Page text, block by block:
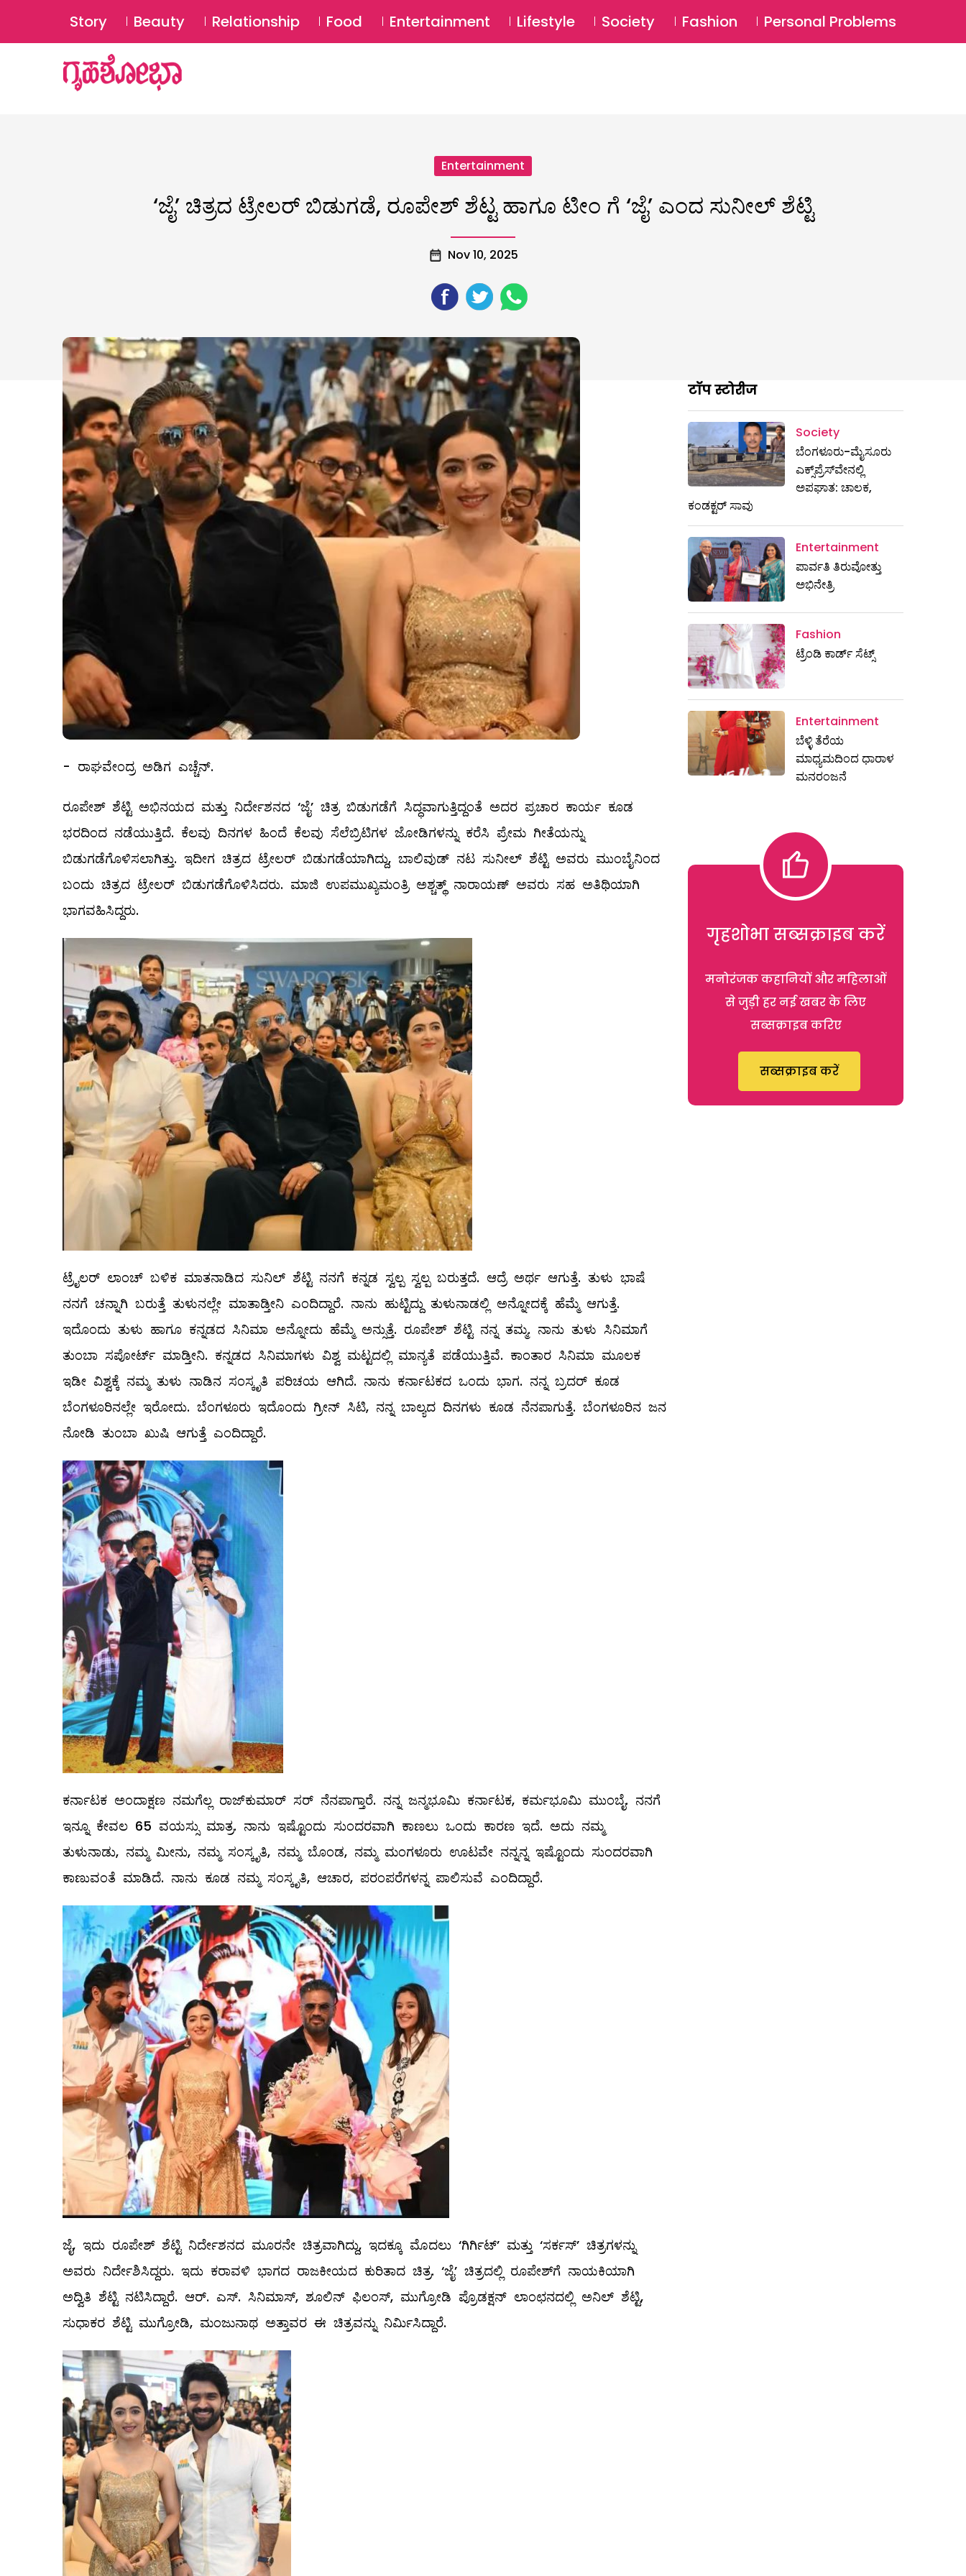
SUBSCRIBE Login ⚲
Story Beauty Relationship Food Entertainment Lifestyle Society Fashion Personal Problems
Entertainment
‘ಜೈ’ ಚಿತ್ರದ ಟ್ರೇಲರ್‍ ಬಿಡುಗಡೆ, ರೂಪೇಶ್ ಶೆಟ್ಟ ಹಾಗೂ ಟೀಂ ಗೆ ‘ಜೈ’ ಎಂದ ಸುನೀಲ್ ಶೆಟ್ಟಿ
Nov 10, 2025
- ರಾಘವೇಂದ್ರ ಅಡಿಗ ಎಚ್ಚೆನ್.
ರೂಪೇಶ್ ಶೆಟ್ಟಿ ಅಭಿನಯದ ಮತ್ತು ನಿರ್ದೇಶನದ ‘ಜೈ’ ಚಿತ್ರ ಬಿಡುಗಡೆಗೆ ಸಿದ್ಧವಾಗುತ್ತಿದ್ದಂತೆ ಅದರ ಪ್ರಚಾರ ಕಾರ್ಯ ಕೂಡ
ಭರದಿಂದ ನಡೆಯುತ್ತಿದೆ. ಕೆಲವು ದಿನಗಳ ಹಿಂದೆ ಕೆಲವು ಸೆಲೆಬ್ರಿಟಿಗಳ ಜೋಡಿಗಳನ್ನು ಕರೆಸಿ ಪ್ರೇಮ ಗೀತೆಯನ್ನು
ಬಿಡುಗಡೆಗೊಳಿಸಲಾಗಿತ್ತು. ಇದೀಗ ಚಿತ್ರದ ಟ್ರೇಲರ್ ಬಿಡುಗಡೆಯಾಗಿದ್ದು, ಬಾಲಿವುಡ್‍ ನಟ ಸುನೀಲ್‍ ಶೆಟ್ಟಿ ಅವರು ಮುಂಬೈನಿಂದ
ಬಂದು ಚಿತ್ರದ ಟ್ರೇಲರ್‍ ಬಿಡುಗಡೆಗೊಳಿಸಿದರು. ಮಾಜಿ ಉಪಮುಖ್ಯಮಂತ್ರಿ ಅಶ್ಚತ್ಥ್ ನಾರಾಯಣ್ ಅವರು ಸಹ ಅತಿಥಿಯಾಗಿ
ಭಾಗವಹಿಸಿದ್ದರು.
ಟ್ರೈಲರ್ ಲಾಂಚ್ ಬಳಿಕ ಮಾತನಾಡಿದ ಸುನಿಲ್ ಶೆಟ್ಟಿ ನನಗೆ ಕನ್ನಡ ಸ್ವಲ್ಪ ಸ್ವಲ್ಪ ಬರುತ್ತದೆ. ಆದ್ರೆ ಅರ್ಥ ಆಗುತ್ತೆ. ತುಳು ಭಾಷೆ
ನನಗೆ ಚನ್ನಾಗಿ ಬರುತ್ತೆ ತುಳುನಲ್ಲೇ ಮಾತಾಡ್ತೀನಿ ಎಂದಿದ್ದಾರೆ. ನಾನು ಹುಟ್ಟಿದ್ದು ತುಳುನಾಡಲ್ಲಿ ಅನ್ನೋದಕ್ಕೆ ಹೆಮ್ಮೆ ಆಗುತ್ತೆ.
ಇದೊಂದು ತುಳು ಹಾಗೂ ಕನ್ನಡದ ಸಿನಿಮಾ ಅನ್ನೋದು ಹೆಮ್ಮೆ ಅನ್ಸುತ್ತೆ. ರೂಪೇಶ್ ಶೆಟ್ಟಿ ನನ್ನ ತಮ್ಮ. ನಾನು ತುಳು ಸಿನಿಮಾಗೆ
ತುಂಬಾ ಸಪೋರ್ಟ್ ಮಾಡ್ತೀನಿ. ಕನ್ನಡದ ಸಿನಿಮಾಗಳು ವಿಶ್ವ ಮಟ್ಟದಲ್ಲಿ ಮಾನ್ಯತೆ ಪಡೆಯುತ್ತಿವೆ. ಕಾಂತಾರ ಸಿನಿಮಾ ಮೂಲಕ
ಇಡೀ ವಿಶ್ವಕ್ಕೆ ನಮ್ಮ ತುಳು ನಾಡಿನ ಸಂಸ್ಕೃತಿ ಪರಿಚಯ ಆಗಿದೆ. ನಾನು ಕರ್ನಾಟಕದ ಒಂದು ಭಾಗ. ನನ್ನ ಬ್ರದರ್ ಕೂಡ
ಬೆಂಗಳೂರಿನಲ್ಲೇ ಇರೋದು. ಬೆಂಗಳೂರು ಇದೊಂದು ಗ್ರೀನ್ ಸಿಟಿ, ನನ್ನ ಬಾಲ್ಯದ ದಿನಗಳು ಕೂಡ ನೆನಪಾಗುತ್ತೆ. ಬೆಂಗಳೂರಿನ ಜನ
ನೋಡಿ ತುಂಬಾ ಖುಷಿ ಆಗುತ್ತೆ ಎಂದಿದ್ದಾರೆ.
ಕರ್ನಾಟಕ ಅಂದಾಕ್ಷಣ ನಮಗೆಲ್ಲ ರಾಜ್‌ಕುಮಾರ್ ಸರ್ ನೆನಪಾಗ್ತಾರೆ. ನನ್ನ ಜನ್ಮಭೂಮಿ ಕರ್ನಾಟಕ, ಕರ್ಮಭೂಮಿ ಮುಂಬೈ. ನನಗೆ
ಇನ್ನೂ ಕೇವಲ 65 ವಯಸ್ಸು ಮಾತ್ರ. ನಾನು ಇಷ್ಟೊಂದು ಸುಂದರವಾಗಿ ಕಾಣಲು ಒಂದು ಕಾರಣ ಇದೆ. ಅದು ನಮ್ಮ
ತುಳುನಾಡು, ನಮ್ಮ ಮೀನು, ನಮ್ಮ ಸಂಸ್ಕೃತಿ, ನಮ್ಮ ಬೊಂಡ, ನಮ್ಮ ಮಂಗಳೂರು ಊಟವೇ ನನ್ನನ್ನ ಇಷ್ಟೊಂದು ಸುಂದರವಾಗಿ
ಕಾಣುವಂತೆ ಮಾಡಿದೆ. ನಾನು ಕೂಡ ನಮ್ಮ ಸಂಸ್ಕೃತಿ, ಆಚಾರ, ಪರಂಪರೆಗಳನ್ನ ಪಾಲಿಸುವೆ ಎಂದಿದ್ದಾರೆ.
ಜೈ, ಇದು ರೂಪೇಶ್‍ ಶೆಟ್ಟಿ ನಿರ್ದೇಶನದ ಮೂರನೇ ಚಿತ್ರವಾಗಿದ್ದು, ಇದಕ್ಕೂ ಮೊದಲು ‘ಗಿರ್ಗಿಟ್’ ಮತ್ತು ‘ಸರ್ಕಸ್’ ಚಿತ್ರಗಳನ್ನು
ಅವರು ನಿರ್ದೇಶಿಸಿದ್ದರು. ಇದು ಕರಾವಳಿ ಭಾಗದ ರಾಜಕೀಯದ ಕುರಿತಾದ ಚಿತ್ರ. ‘ಜೈ’ ಚಿತ್ರದಲ್ಲಿ ರೂಪೇಶ್‍ಗೆ ನಾಯಕಿಯಾಗಿ
ಅದ್ವಿತಿ ಶೆಟ್ಟಿ ನಟಿಸಿದ್ದಾರೆ. ಆರ್. ಎಸ್. ಸಿನಿಮಾಸ್, ಶೂಲಿನ್ ಫಿಲಂಸ್, ಮುಗ್ರೋಡಿ ಪ್ರೊಡಕ್ಷನ್ ಲಾಂಛನದಲ್ಲಿ ಅನಿಲ್ ಶೆಟ್ಟಿ,
ಸುಧಾಕರ ಶೆಟ್ಟಿ ಮುಗ್ರೋಡಿ, ಮಂಜುನಾಥ ಅತ್ತಾವರ ಈ ಚಿತ್ರವನ್ನು ನಿರ್ಮಿಸಿದ್ದಾರೆ.
टॉप स्टोरीज
Society
ಬೆಂಗಳೂರು-ಮೈಸೂರು
ಎಕ್ಸ್​ಪ್ರೆಸ್‌ವೇನಲ್ಲಿ
ಅಪಘಾತ: ಚಾಲಕ,
ಕಂಡಕ್ಟರ್ ಸಾವು
Entertainment
ಪಾರ್ವತಿ ತಿರುವೋತ್ತು
ಅಭಿನೇತ್ರಿ
Fashion
ಟ್ರೆಂಡಿ ಕಾರ್ಡ್‌ ಸೆಟ್ಸ್
Entertainment
ಬೆಳ್ಳಿ ತೆರೆಯ
ಮಾಧ್ಯಮದಿಂದ ಧಾರಾಳ
ಮನರಂಜನೆ
गृहशोभा सब्सक्राइब करें
मनोरंजक कहानियों और महिलाओं
से जुड़ी हर नई खबर के लिए
सब्सक्राइब करिए
सब्सक्राइब करें